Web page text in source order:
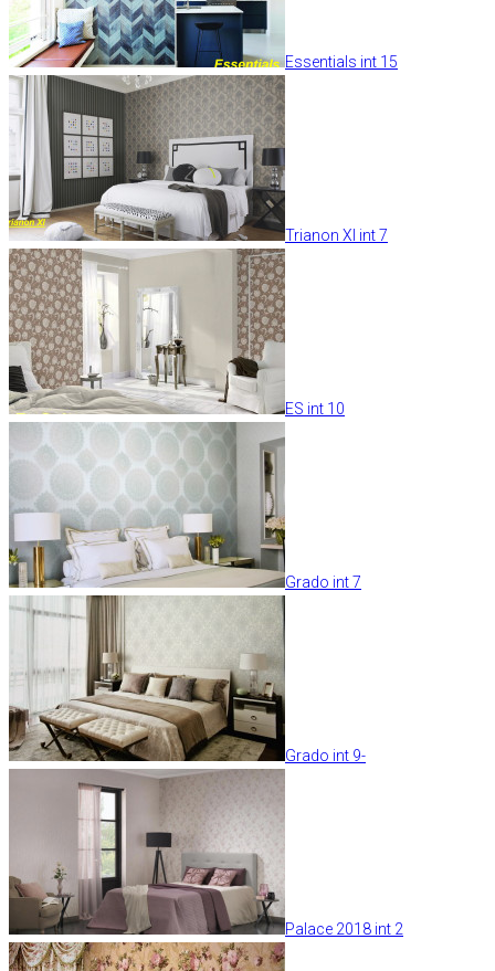
Essentials int 15
Trianon XI int 7
ES int 10
Grado int 7
Grado int 9-
Palace 2018 int 2